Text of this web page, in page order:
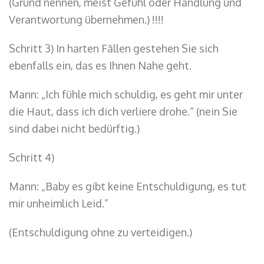
Verantwortung übernehmen.) !!!!
Schritt 3) In harten Fällen gestehen Sie sich
ebenfalls ein, das es Ihnen Nahe geht.
Mann: „Ich fühle mich schuldig, es geht mir unter
die Haut, dass ich dich verliere drohe.“ (nein Sie
sind dabei nicht bedürftig.)
Schritt 4)
Mann: „Baby es gibt keine Entschuldigung, es tut
mir unheimlich Leid.”
(Entschuldigung ohne zu verteidigen.)